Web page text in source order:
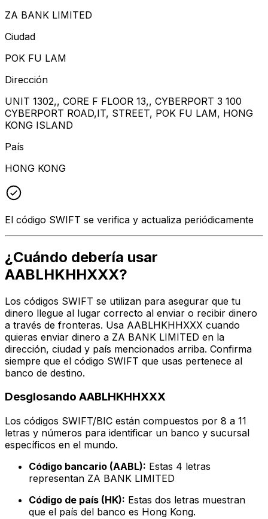
ZA BANK LIMITED
Ciudad
POK FU LAM
Dirección
UNIT 1302,, CORE F FLOOR 13,, CYBERPORT 3 100
CYBERPORT ROAD,IT, STREET, POK FU LAM, HONG
KONG ISLAND
País
HONG KONG
El código SWIFT se verifica y actualiza periódicamente
¿Cuándo debería usar
AABLHKHHXXX?
Los códigos SWIFT se utilizan para asegurar que tu
dinero llegue al lugar correcto al enviar o recibir dinero
a través de fronteras. Usa AABLHKHHXXX cuando
quieras enviar dinero a ZA BANK LIMITED en la
dirección, ciudad y país mencionados arriba. Confirma
siempre que el código SWIFT que usas pertenece al
banco de destino.
Desglosando AABLHKHHXXX
Los códigos SWIFT/BIC están compuestos por 8 a 11
letras y números para identificar un banco y sucursal
específicos en el mundo.
Código bancario (AABL): Estas 4 letras
representan ZA BANK LIMITED
Código de país (HK): Estas dos letras muestran
que el país del banco es Hong Kong.